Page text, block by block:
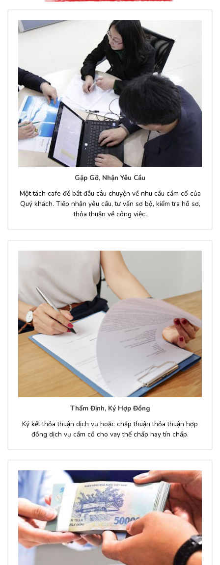
Gặp Gỡ, Nhận Yêu Cầu
Một tách cafe để bắt đầu câu chuyện về nhu cầu cầm cố của
Quý khách. Tiếp nhận yêu cầu, tư vấn sơ bộ, kiểm tra hồ sơ,
thỏa thuận về công việc.
Thẩm Định, Ký Hợp Đồng
Ký kết thỏa thuận dịch vụ hoặc chấp thuận thỏa thuận hợp
đồng dịch vụ cầm cố cho vay thế chấp hay tín chấp.